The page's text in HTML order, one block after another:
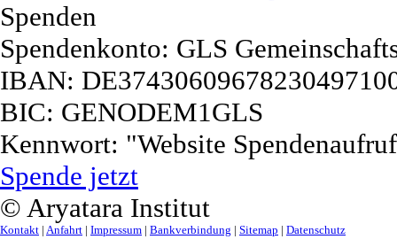
Spenden
Spendenkonto: GLS
IBAN:
BIC: GENODEM1GLS
Kennwort: "Website
Spende jetzt
© Aryatara Institut
Kontakt Anfahrt Impressum Bankverbindung Sitemap Datenschutz